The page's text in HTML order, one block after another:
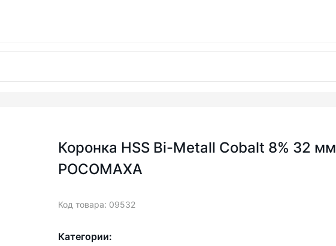
Коронка HSS Bi-Metall Cobalt 8% 32 мм
РОСОМАХА
Код товара: 09532
Категории: